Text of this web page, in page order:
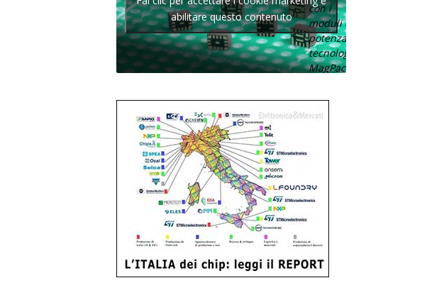
con i
moduli di
potenza con
tecnologia
MagPack.
abilitare questo contenuto